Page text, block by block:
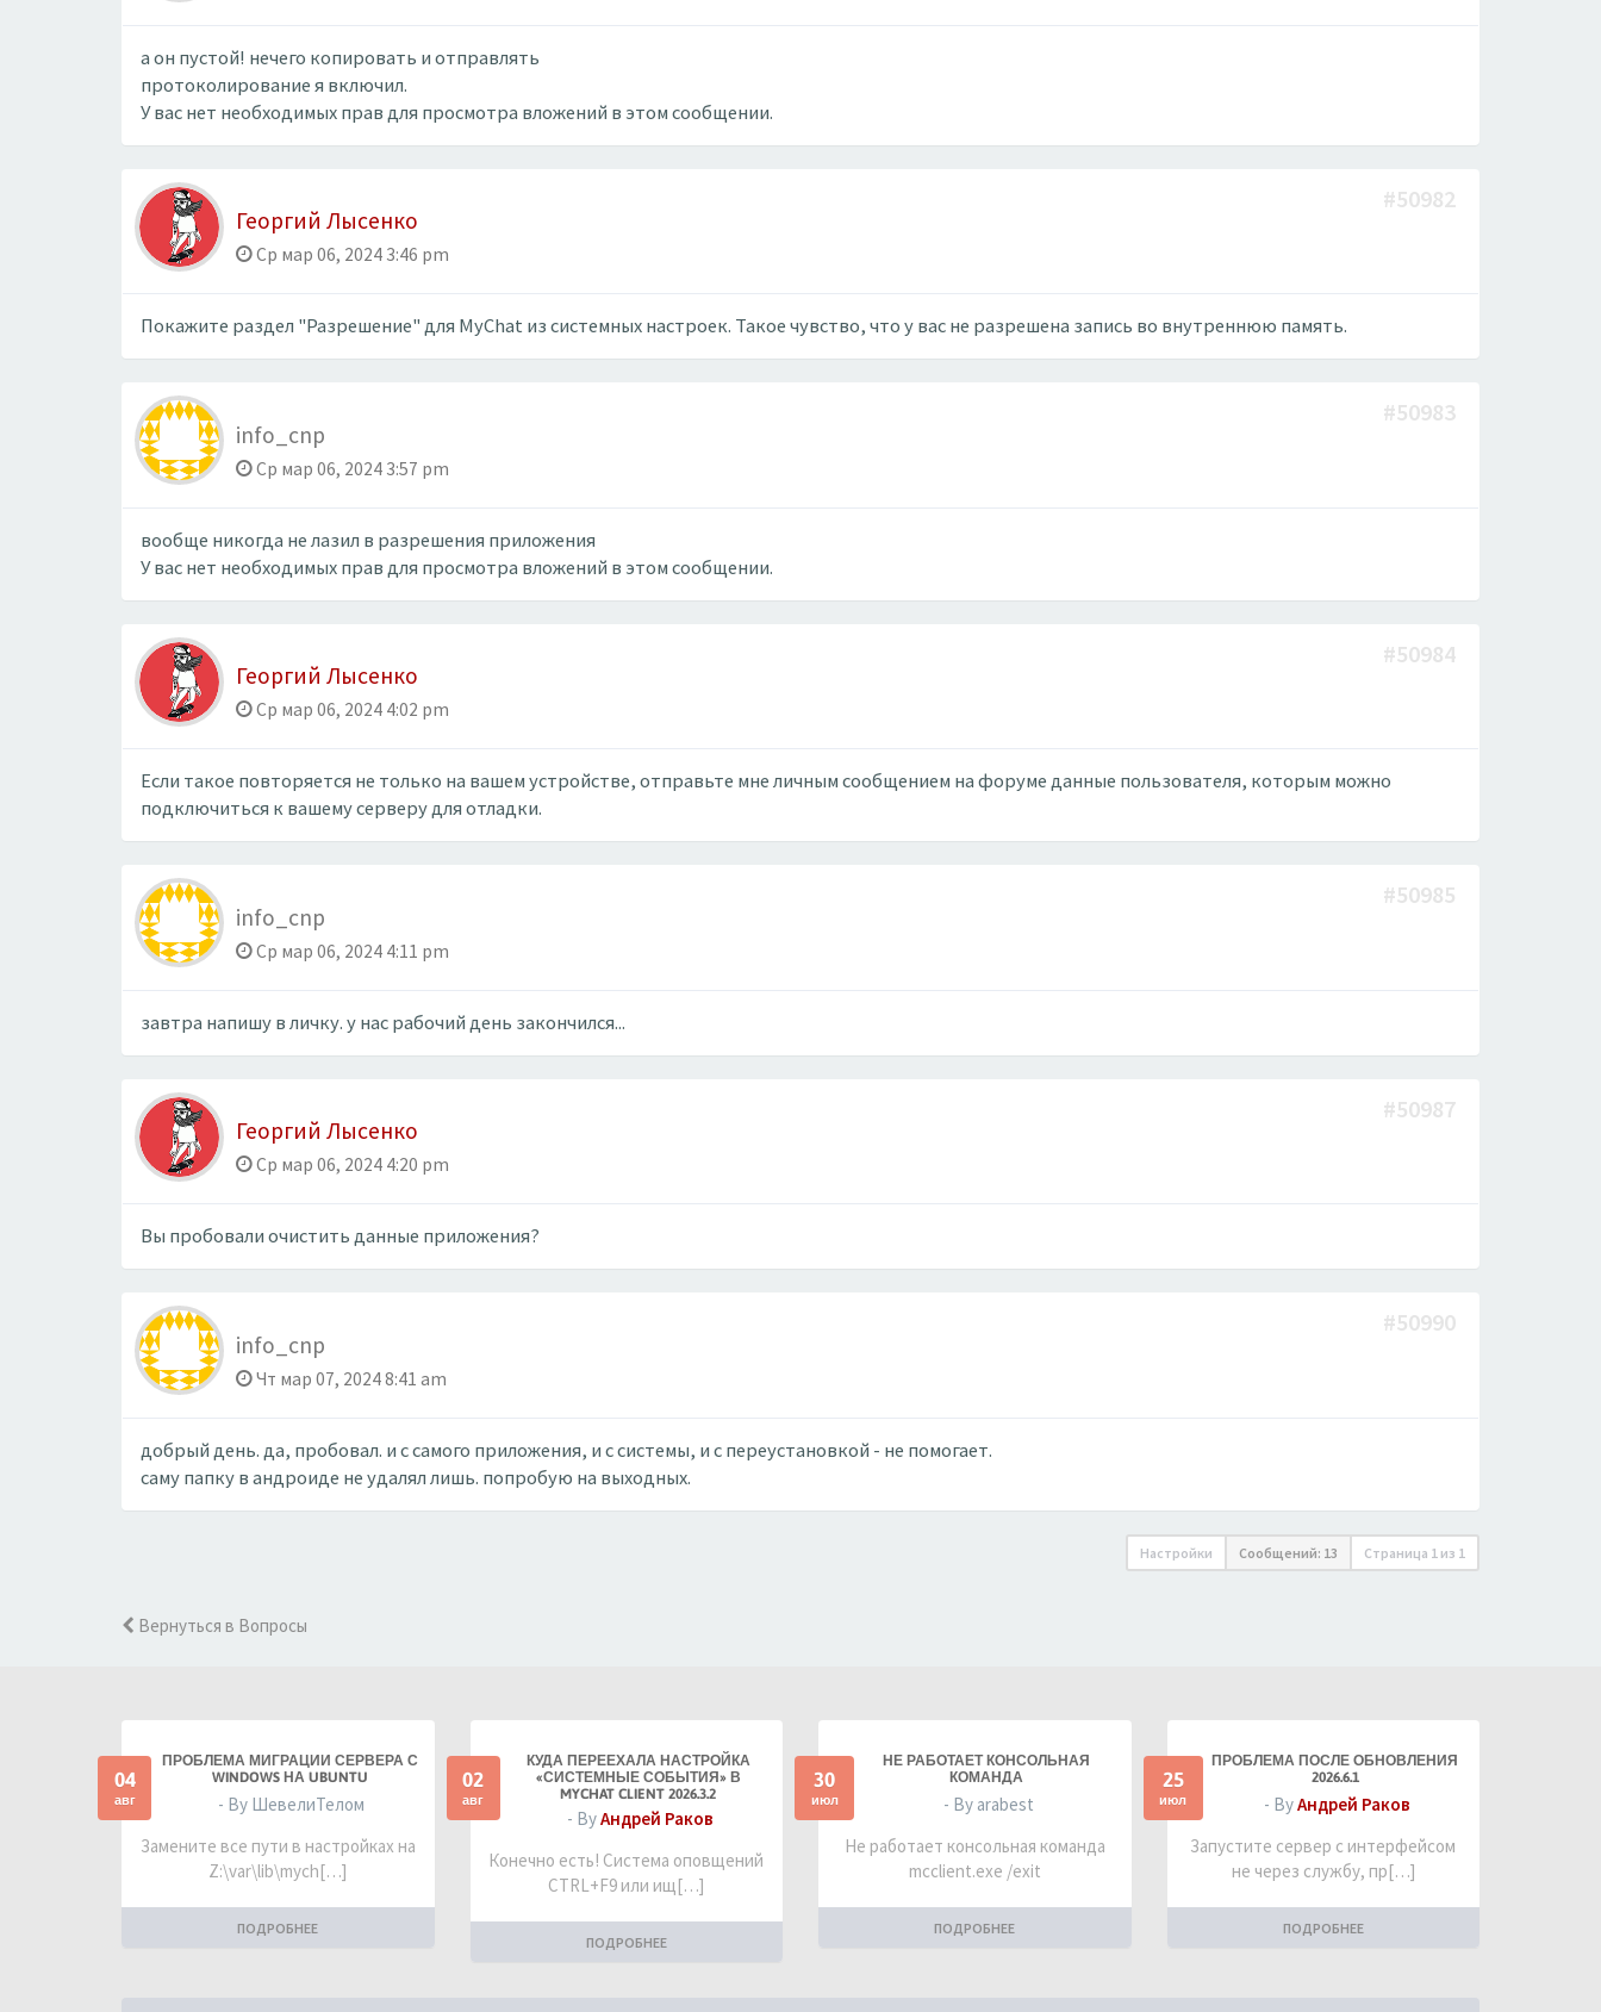
а он пустой! нечего копировать и отправлять
протоколирование я включил.
У вас нет необходимых прав для просмотра вложений в этом сообщении.
Георгий Лысенко
Ср мар 06, 2024 3:46 pm
#50982
Покажите раздел "Разрешение" для MyChat из системных настроек. Такое чувство, что у вас не разрешена запись во внутреннюю память.
info_cnp
Ср мар 06, 2024 3:57 pm
#50983
вообще никогда не лазил в разрешения приложения
У вас нет необходимых прав для просмотра вложений в этом сообщении.
Георгий Лысенко
Ср мар 06, 2024 4:02 pm
#50984
Если такое повторяется не только на вашем устройстве, отправьте мне личным сообщением на форуме данные пользователя, которым можно
подключиться к вашему серверу для отладки.
info_cnp
Ср мар 06, 2024 4:11 pm
#50985
завтра напишу в личку. у нас рабочий день закончился...
Георгий Лысенко
Ср мар 06, 2024 4:20 pm
#50987
Вы пробовали очистить данные приложения?
info_cnp
Чт мар 07, 2024 8:41 am
#50990
добрый день. да, пробовал. и с самого приложения, и с системы, и с переустановкой - не помогает.
саму папку в андроиде не удалял лишь. попробую на выходных.
Настройки Сообщений: 13 Страница 1 из 1
Вернуться в Вопросы
04
авг
ПРОБЛЕМА МИГРАЦИИ СЕРВЕРА С
WINDOWS НА UBUNTU
- By ШевелиТелом
Замените все пути в настройках на
Z:\var\lib\mych[…]
ПОДРОБНЕЕ
02
авг
КУДА ПЕРЕЕХАЛА НАСТРОЙКА
«СИСТЕМНЫЕ СОБЫТИЯ» В
MYCHAT CLIENT 2026.3.2
- ByАндрей Раков
Конечно есть! Система оповщений
CTRL+F9 или ищ[…]
ПОДРОБНЕЕ
30
июл
НЕ РАБОТАЕТ КОНСОЛЬНАЯ
КОМАНДА
- By arabest
Не работает консольная команда
mcclient.exe /exit
ПОДРОБНЕЕ
25
июл
ПРОБЛЕМА ПОСЛЕ ОБНОВЛЕНИЯ
2026.6.1
- ByАндрей Раков
Запустите сервер с интерфейсом
не через службу, пр[…]
ПОДРОБНЕЕ